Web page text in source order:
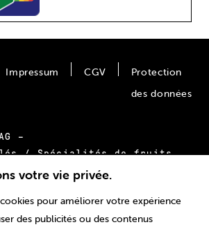
votre vie privée.
pour améliorer votre expérience
des publicités ou des contenus
–
/ Spécialités de fruits
20
55 00
Impressum CGV
Protection
des données